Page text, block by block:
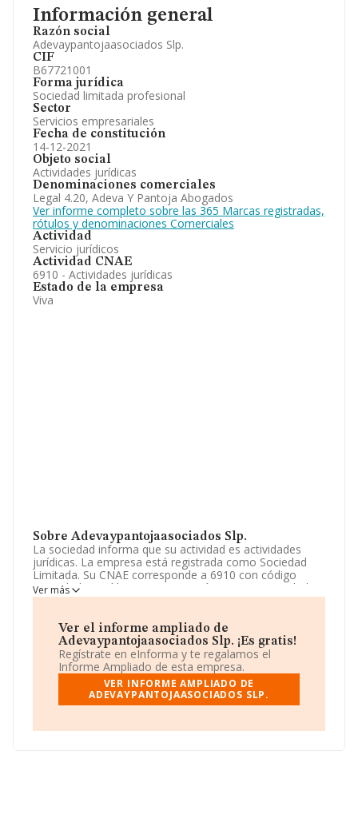
Información general
Razón social
Adevaypantojaasociados Slp.
CIF
B67721001
Forma jurídica
Sociedad limitada profesional
Sector
Servicios empresariales
Fecha de constitución
14-12-2021
Objeto social
Actividades jurídicas
Denominaciones comerciales
Legal 4.20, Adeva Y Pantoja Abogados
Ver informe completo sobre las 365 Marcas registradas,
rótulos y denominaciones Comerciales
Actividad
Servicio jurídicos
Actividad CNAE
6910 - Actividades jurídicas
Estado de la empresa
Viva
Sobre Adevaypantojaasociados Slp.
La sociedad informa que su actividad es actividades
jurídicas. La empresa está registrada como Sociedad
Limitada. Su CNAE corresponde a 6910 con código
'Actividades jurídicas'. La compañía no tiene actividad en
mercados exteriores.
La empresa Adevaypantojaasociados SLP
B67721001, se encuentra en Calle Segovia núm. 19 0 2,
(28005), Madrid, Madrid.
En base a la información de la que dispone INFORMA
sobre 28.030 compañías, a nivel nacional la facturación
asciende a 6.290 millones de euros y se estima que el
de 224 mil euros. Teniendo en cuenta la información
Ver más
Ver el informe ampliado de
Adevaypantojaasociados Slp. ¡Es gratis!
Regístrate en eInforma y te regalamos el
Informe Ampliado de esta empresa.
VER INFORME AMPLIADO DE
ADEVAYPANTOJAASOCIADOS SLP.
Información oficial y registral complementaria.